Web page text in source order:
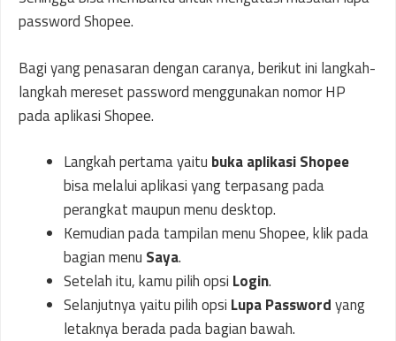
password Shopee.
Bagi yang penasaran dengan caranya, berikut ini langkah-
langkah mereset password menggunakan nomor HP
pada aplikasi Shopee.
Langkah pertama yaitu buka aplikasi Shopee
bisa melalui aplikasi yang terpasang pada
perangkat maupun menu desktop.
Kemudian pada tampilan menu Shopee, klik pada
bagian menu Saya.
Setelah itu, kamu pilih opsi Login.
Selanjutnya yaitu pilih opsi Lupa Passwordyang
letaknya berada pada bagian bawah.